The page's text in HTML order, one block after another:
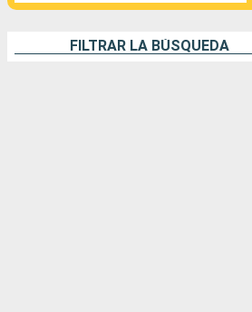
FILTRAR LA BÚSQUEDA